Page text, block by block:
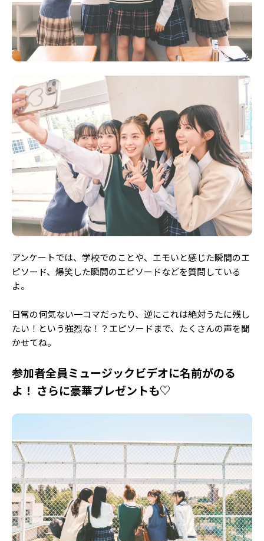
アンケートでは、学校でのことや、エモいと感じた瞬間のエ
ピソード、爆笑した瞬間のエピソードなどを質問している
よ。
日常の何気ない一コマだったり、逆にこれは絶対うたに残し
たい！という強烈な！？エピソードまで、たくさんの声を聞
かせてね。
参加者全員ミュージックビデオに名前がのる
よ！ さらに豪華プレゼントも♡